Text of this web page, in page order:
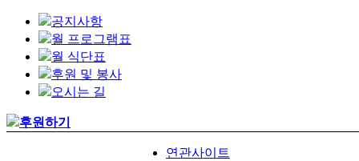
공지사항
월 프로그램표
월 식단표
후원 및 봉사
오시는 길
후원하기
연관사이트